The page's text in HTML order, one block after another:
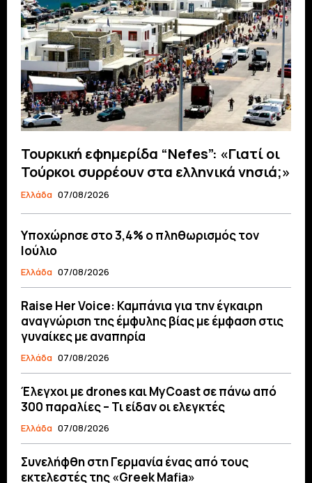
Τουρκική εφημερίδα “Nefes”: «Γιατί οι
Τούρκοι συρρέουν στα ελληνικά νησιά;»
Ελλάδα 07/08/2026
Υποχώρησε στο 3,4% ο πληθωρισμός τον
Ιούλιο
Ελλάδα 07/08/2026
Raise Her Voice: Καμπάνια για την έγκαιρη
αναγνώριση της έμφυλης βίας με έμφαση στις
γυναίκες με αναπηρία
Ελλάδα 07/08/2026
Έλεγχοι με drones και MyCoast σε πάνω από
300 παραλίες – Τι είδαν οι ελεγκτές
Ελλάδα 07/08/2026
Συνελήφθη στη Γερμανία ένας από τους
εκτελεστές της «Greek Mafia»